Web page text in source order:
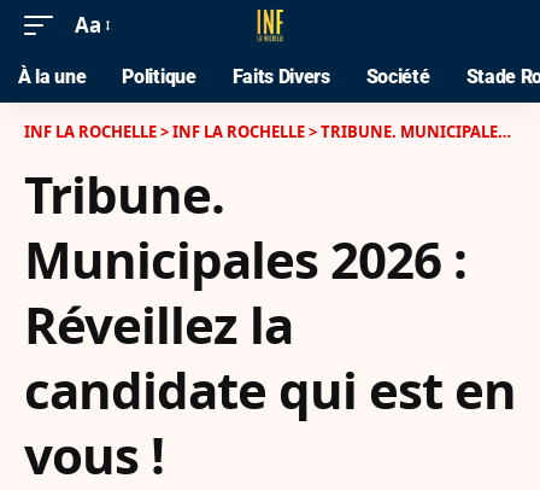
Aa
À la une Politique Faits Divers Société Stade
INF LA ROCHELLE>INF LA ROCHELLE>TRIBUNE. MUNICIPALES 2026 : RÉVEILLEZ LA CANDIDATE QUI EST EN VOUS !
Tribune.
Municipales 2026 :
Réveillez la
candidate qui est en
vous !